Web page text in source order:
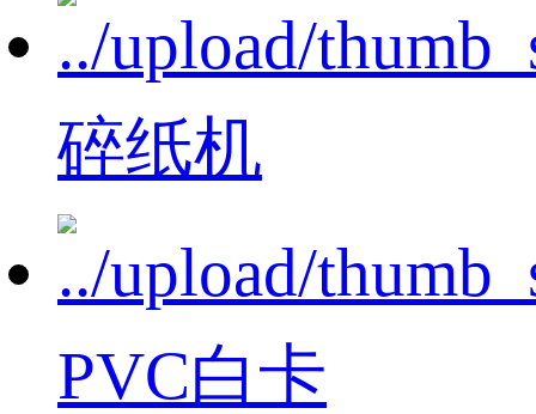
碎纸机
PVC白卡